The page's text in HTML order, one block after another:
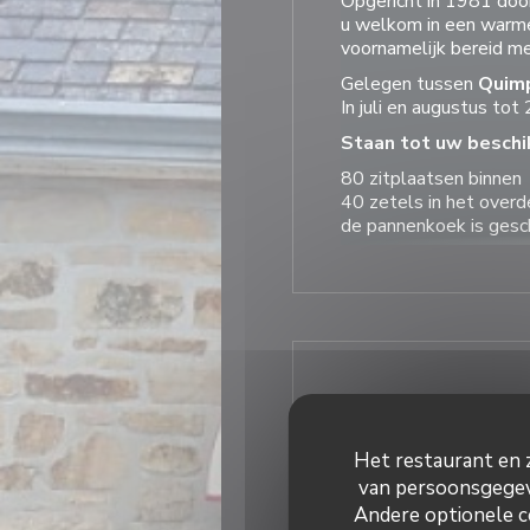
Het restaurant en
van
Andere optionele
u welkom in een
voornamelijk bereid
Gelegen tussen
In juli en augustus tot
Staan tot uw
80 zitplaatsen binnen
40 zetels in het
de pannenkoek is
Deopen haardwaar